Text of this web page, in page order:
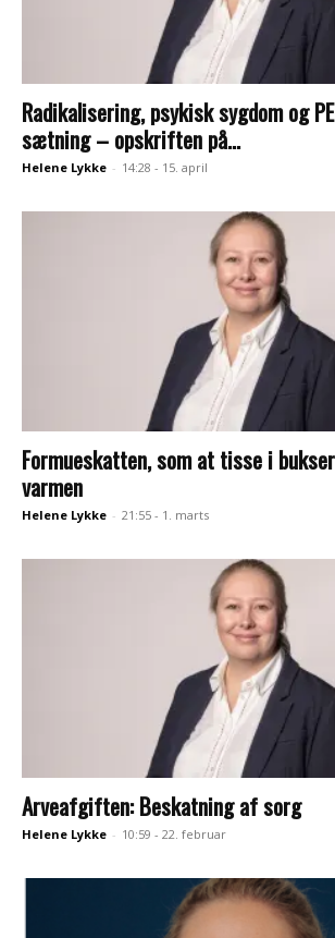
Radikalisering, psykisk sygdom og
sætning – opskriften på...
Helene Lykke - 14:28 - 15. april
Formueskatten, som at tisse i
varmen
Helene Lykke - 21:55 - 1. marts
Arveafgiften: Beskatning af sorg
Helene Lykke - 10:59 - 22. februar